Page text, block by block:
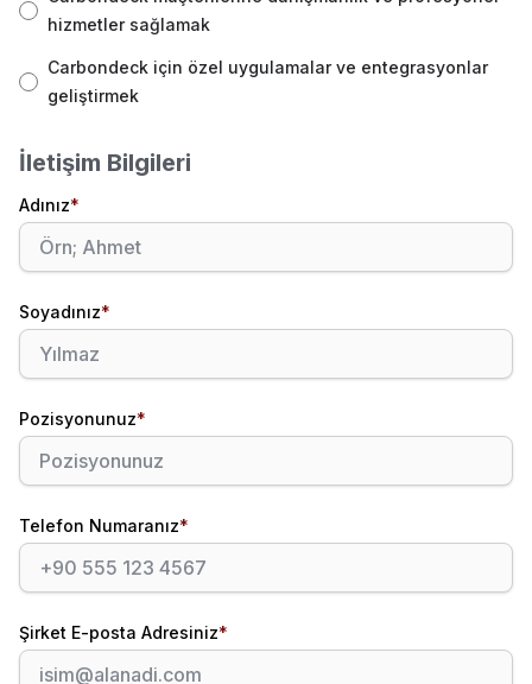
hizmetler sağlamak
Carbondeck için özel uygulamalar ve entegrasyonlar
geliştirmek
İletişim Bilgileri
Adınız*
Soyadınız*
Pozisyonunuz*
Telefon Numaranız*
Şirket E-posta Adresiniz*